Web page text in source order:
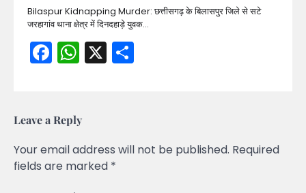
Bilaspur Kidnapping Murder: छत्तीसगढ़ के बिलासपुर जिले से सटे
जरहागांव थाना क्षेत्र में दिनदहाड़े युवक…
Facebook
WhatsApp
X
Leave a Reply
Your email address will not be published. Required
fields are marked *